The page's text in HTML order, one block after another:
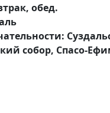
обед.
собор, Спасо-